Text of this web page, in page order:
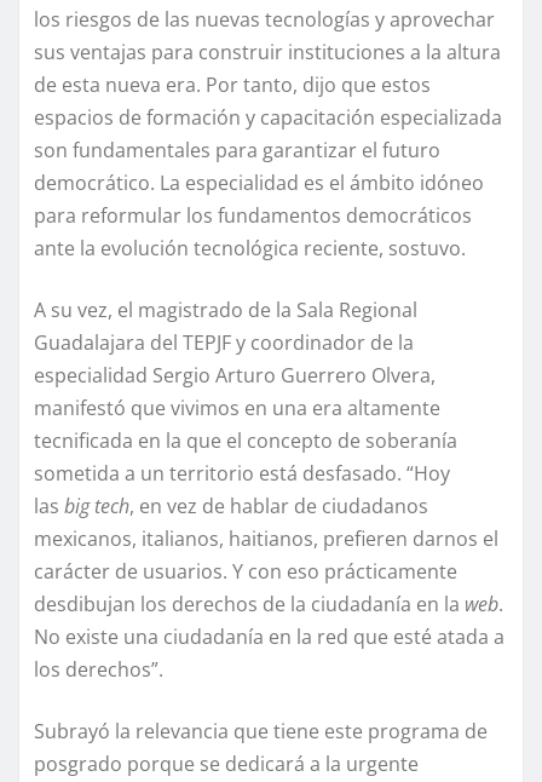
los riesgos de las nuevas tecnologías y aprovechar
sus ventajas para construir instituciones a la altura
de esta nueva era. Por tanto, dijo que estos
espacios de formación y capacitación especializada
son fundamentales para garantizar el futuro
democrático. La especialidad es el ámbito idóneo
para reformular los fundamentos democráticos
ante la evolución tecnológica reciente, sostuvo.
A su vez, el magistrado de la Sala Regional
Guadalajara del TEPJF y coordinador de la
especialidad Sergio Arturo Guerrero Olvera,
manifestó que vivimos en una era altamente
tecnificada en la que el concepto de soberanía
sometida a un territorio está desfasado. “Hoy
las big tech, en vez de hablar de ciudadanos
mexicanos, italianos, haitianos, prefieren darnos el
carácter de usuarios. Y con eso prácticamente
desdibujan los derechos de la ciudadanía en la web.
No existe una ciudadanía en la red que esté atada a
los derechos”.
Subrayó la relevancia que tiene este programa de
posgrado porque se dedicará a la urgente